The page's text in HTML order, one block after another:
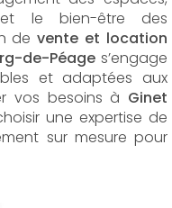
et le bien-être des
devente et location
de-Péage s’engage
et adaptées aux
vos besoins à Ginet
une expertise de
sur mesure pour